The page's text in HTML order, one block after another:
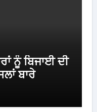
ਨੂੰ ਬਿਜਾਈ ਦੀ
ਬਾਰੇ